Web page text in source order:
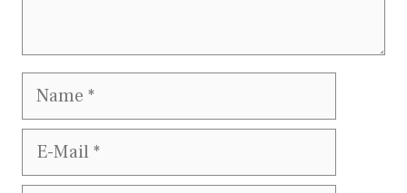
Name
E-